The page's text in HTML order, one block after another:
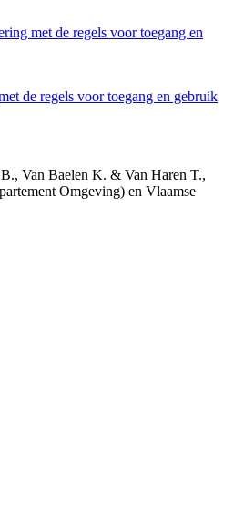
met de regels voor toegang en
de regels voor toegang en gebruik
Van Baelen K. & Van Haren T.,
Omgeving) en Vlaamse